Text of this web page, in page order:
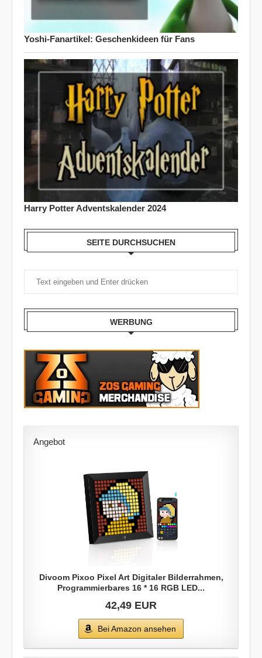
Yoshi-Fanartikel: Geschenkideen für Fans
Harry Potter Adventskalender 2024
SEITE DURCHSUCHEN
WERBUNG
Angebot
Divoom Pixoo Pixel Art Digitaler Bilderrahmen,
Programmierbares 16 * 16 RGB LED...
42,49 EUR
Bei Amazon ansehen